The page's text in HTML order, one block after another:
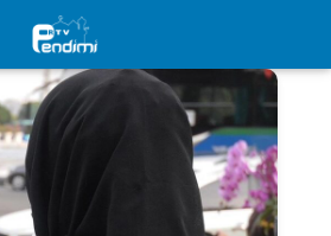
in the database]